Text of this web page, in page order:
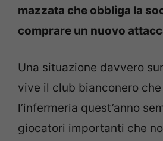
mazzata che obbliga la
comprare un nuovo
Una situazione davvero
vive il club bianconero
l’infermeria quest’anno
giocatori importanti che